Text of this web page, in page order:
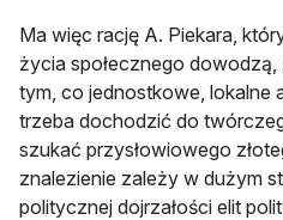
Ma więc rację A. Piekara,
życia społecznego
tym, co jednostkowe, lokalne
trzeba dochodzić do
szukać przysłowiowego
znalezienie zależy w dużym
politycznej dojrzałości elit